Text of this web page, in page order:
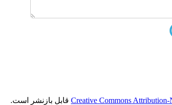
Creative Commons قابل بازنشر است.